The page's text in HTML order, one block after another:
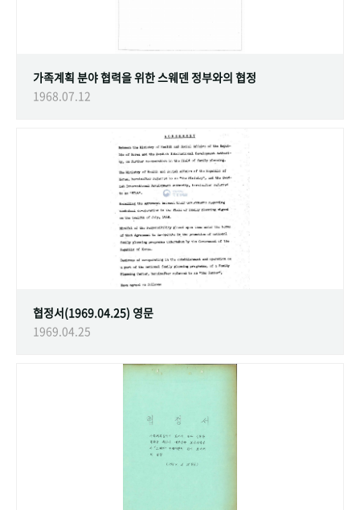
가족계획 분야 협력을 위한 스웨덴 정부와의 협정
1968.07.12
협정서(1969.04.25) 영문
1969.04.25